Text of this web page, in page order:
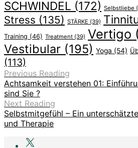
SCHWINDEL (172) Selbstliebe
Stress (135) STÄRKE (39)
Training (46) Treatment (39) Vertigo
Vestibular (195) Yoga (54)
(113)
Previous Reading
Achtsamkeit verstehen 01:
sind Sie ?
Next Reading
Selbstmitgefühl – Ein
und Therapie